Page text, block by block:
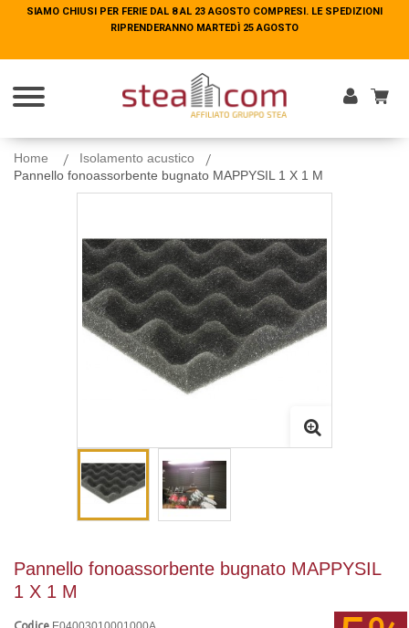
SIAMO CHIUSI PER FERIE DAL 8 AL 23 AGOSTO COMPRESI. LE SPEDIZIONI
RIPRENDERANNO MARTEDÌ 25 AGOSTO
Home
Isolamento acustico
Pannello fonoassorbente bugnato MAPPYSIL 1 X 1 M
Pannello fonoassorbente bugnato MAPPYSIL
1 X 1 M
SIAMO CHIUSI PER FERIE DAL 8 AL 23 AGOSTO COMPRESI. LE SPEDIZIONI
RIPRENDERANNO MARTEDÌ 25 AGOSTO